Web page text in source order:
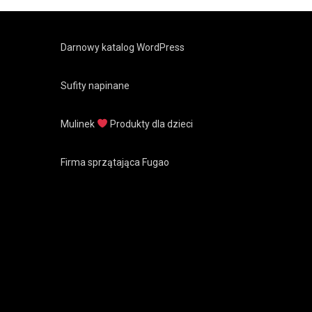
Darnowy katalog WordPress
Sufity napinane
Mulinek Produkty dla dzieci
Firma sprzątająca Fugao